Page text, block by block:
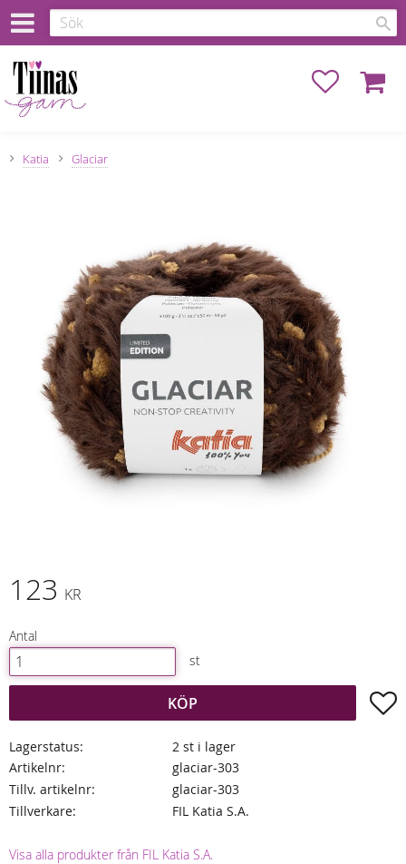
Favoriter
Katia Glaciar
123 KR
Antal
st
KÖP
Lagerstatus
2 st i lager
Artikelnr
glaciar-303
Tillv. artikelnr
glaciar-303
Tillverkare
FIL Katia S.A.
Visa alla produkter från FIL Katia S.A.